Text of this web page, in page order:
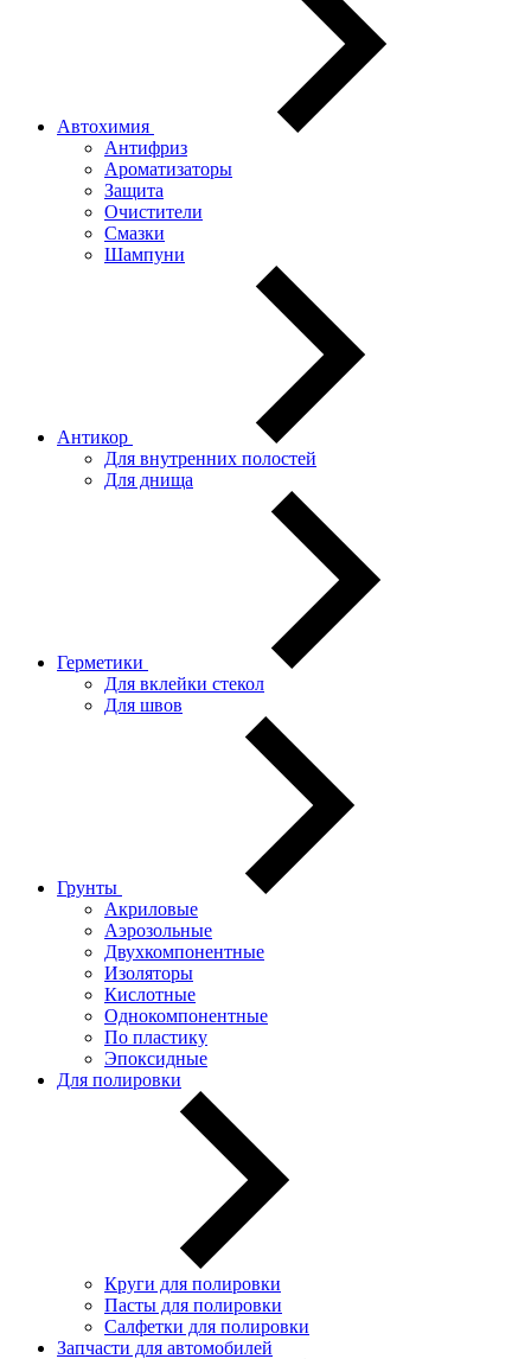
Автохимия
Антифриз
Ароматизаторы
Защита
Очистители
Смазки
Шампуни
Антикор
Для внутренних полостей
Для днища
Герметики
Для вклейки стекол
Для швов
Грунты
Акриловые
Аэрозольные
Двухкомпонентные
Изоляторы
Кислотные
Однокомпонентные
По пластику
Эпоксидные
Для полировки
Круги для полировки
Пасты для полировки
Салфетки для полировки
Запчасти для автомобилей